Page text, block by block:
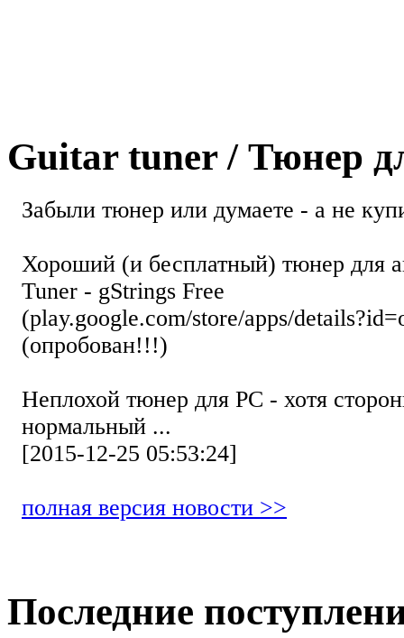
Guitar tuner / Тюнер
Забыли тюнер или думаете - а не
Хороший (и бесплатный) тюнер для
Tuner - gStrings Free
(play.google.com/store/apps/
(опробован!!!)
Неплохой тюнер для РС - хотя
нормальный ...
[2015-12-25 05:53:24]
полная версия новости >>
Последние